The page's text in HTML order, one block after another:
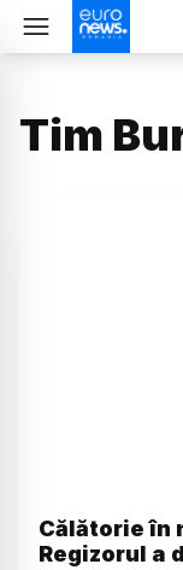
Tim
Călătorie în
Regizorul a